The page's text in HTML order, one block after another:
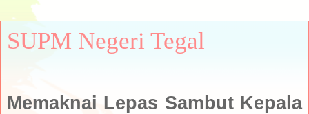
SUPM Negeri Tegal
Memaknai Lepas Sambut Kepala